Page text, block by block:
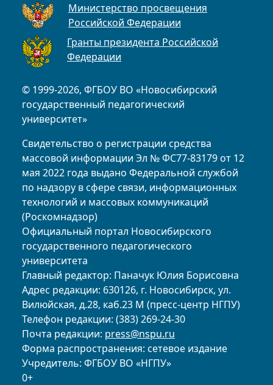
© 1999-2026, ФГБОУ ВО «Новосибирский
государственный педагогический
университет»
Свидетельство о регистрации средства
массовой информации Эл № ФС77-83179 от 12
мая 2022 года выдано Федеральной службой
по надзору в сфере связи, информационных
технологий и массовых коммуникаций
(Роскомнадзор)
Официальный портал Новосибирского
государственного педагогического
университета
Главный редактор: Паначук Юлия Борисовна
Адрес редакции: 630126, г. Новосибирск, ул.
Вилюйская, д.28, каб.23 М (пресс-центр НГПУ)
Телефон редакции: (383) 269-24-30
Почта редакции: press@nspu.ru
Форма распространения: сетевое издание
Учредитель: ФГБОУ ВО «НГПУ»
0+
Министерство просвещения
Российской Федерации
Гранты президента Российской
Федерации